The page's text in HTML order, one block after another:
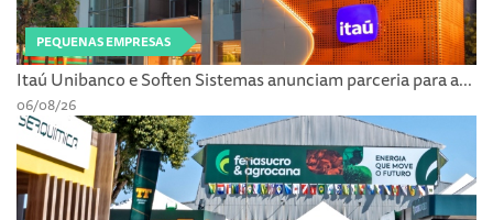
PEQUENAS EMPRESAS
Itaú Unibanco e Soften Sistemas anunciam parceria para a...
06/08/26